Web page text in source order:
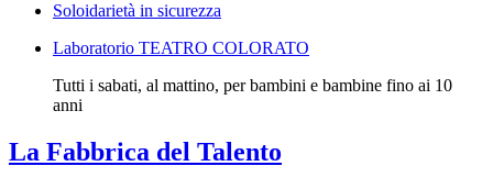
Soloidarietà in sicurezza
Laboratorio TEATRO COLORATO
Tutti i sabati, al mattino, per bambini e bambine fino ai 10
anni
La Fabbrica del Talento